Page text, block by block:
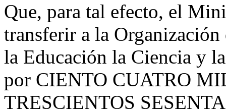
Que, para tal efecto, el
transferir a la Organización
la Educación la Ciencia y
por CIENTO CUATRO
TRESCIENTOS